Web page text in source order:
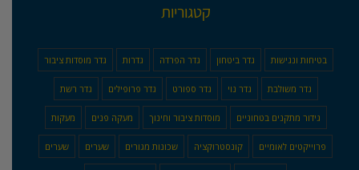
קטגוריות
בטיחות ונגישות גדר ביטחון גדר הפרדה גדרות גדר מוסדות ציבור
גדר משולבת גדר נוי גדר ספורט גדר פרופילים גדר רשת
גידור מתקנים בטחוניים מוסדות ציבור וחינוך מעקה פנים מעקות
פרוייקטים לאומיים קונסטרוקציה שכונות מגורים שערים שערים